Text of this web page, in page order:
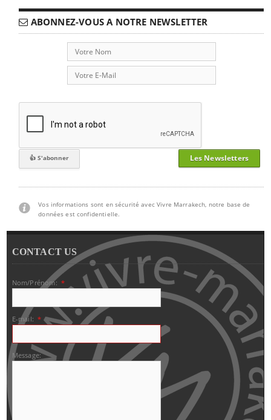
ABONNEZ-VOUS A NOTRE NEWSLETTER
Les Newsletters
Vos informations sont en sécurité avec Vivre Marrakech, notre base de
données est confidentielle.
CONTACT US
Nom/Prénom: *
E-mail: *
Message: